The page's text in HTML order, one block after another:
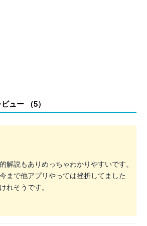
ュー （5）
解説もありめっちゃわかりやすいです。
まで他アプリやっては挫折してました
れそうです。